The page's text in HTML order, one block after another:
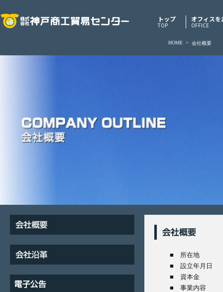
トップ
TOP
オフィスを
OFFICE
HOME > 会社概要
■ 所在地
■ 設立年月日
■ 資本金
■ 事業内容